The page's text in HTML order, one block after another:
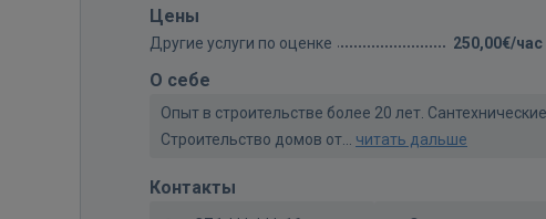
Цены
Другие услуги по оценке 250,00€/час
О себе
Опыт в строительстве более 20 лет.
Строительство домов от... читать дальше
Контакты